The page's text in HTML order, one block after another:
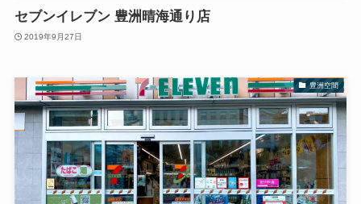
セブンイレブン 豊洲晴海通り店
2019年9月27日
豊洲空間